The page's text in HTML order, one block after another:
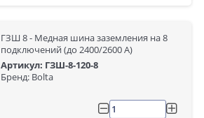
ГЗШ 8 - Медная шина заземления на 8
подключений (до 2400/2600 А)
Артикул: ГЗШ-8-120-8
Бренд: Bolta